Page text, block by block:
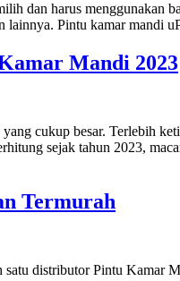
dan harus menggunakan
Pintu kamar mandi
Mandi 2023
cukup besar. Terlebih
sejak tahun 2023,
Termurah
distributor Pintu Kamar